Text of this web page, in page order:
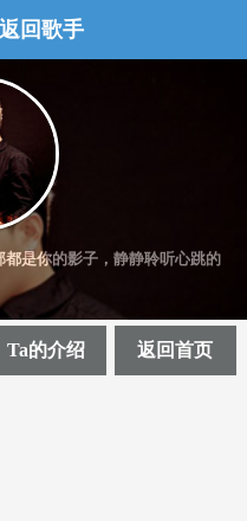
回歌手
是你的影子，静静聆听心跳的
Ta的介绍 返回首页